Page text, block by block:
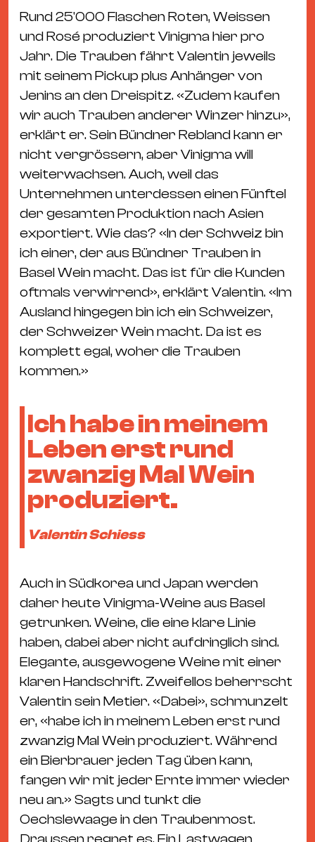
Rund 25'000 Flaschen Roten, Weissen
und Rosé produziert Vinigma hier pro
Jahr. Die Trauben fährt Valentin jeweils
mit seinem Pickup plus Anhänger von
Jenins an den Dreispitz. «Zudem kaufen
wir auch Trauben anderer Winzer hinzu»,
erklärt er. Sein Bündner Rebland kann er
nicht vergrössern, aber Vinigma will
weiterwachsen. Auch, weil das
Unternehmen unterdessen einen Fünftel
der gesamten Produktion nach Asien
exportiert. Wie das? «In der Schweiz bin
ich einer, der aus Bündner Trauben in
Basel Wein macht. Das ist für die Kunden
oftmals verwirrend», erklärt Valentin. «Im
Ausland hingegen bin ich ein Schweizer,
der Schweizer Wein macht. Da ist es
komplett egal, woher die Trauben
kommen.»
Ich habe in meinem
Leben erst rund
zwanzig Mal Wein
produziert.
Valentin Schiess
Auch in Südkorea und Japan werden
daher heute Vinigma-Weine aus Basel
getrunken. Weine, die eine klare Linie
haben, dabei aber nicht aufdringlich sind.
Elegante, ausgewogene Weine mit einer
klaren Handschrift. Zweifellos beherrscht
Valentin sein Metier. «Dabei», schmunzelt
er, «habe ich in meinem Leben erst rund
zwanzig Mal Wein produziert. Während
ein Bierbrauer jeden Tag üben kann,
fangen wir mit jeder Ernte immer wieder
neu an.» Sagts und tunkt die
Oechslewaage in den Traubenmost.